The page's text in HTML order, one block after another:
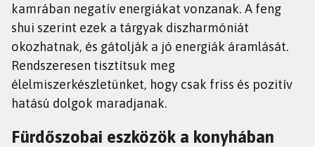
kamrában negatív energiákat vonzanak. A feng
shui szerint ezek a tárgyak diszharmóniát
okozhatnak, és gátolják a jó energiák áramlását.
Rendszeresen tisztítsuk meg
élelmiszerkészletünket, hogy csak friss és pozitív
hatású dolgok maradjanak.
Fürdőszobai eszközök a konyhában